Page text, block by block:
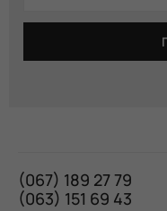
(067) 189 27 79
(063) 151 69 43